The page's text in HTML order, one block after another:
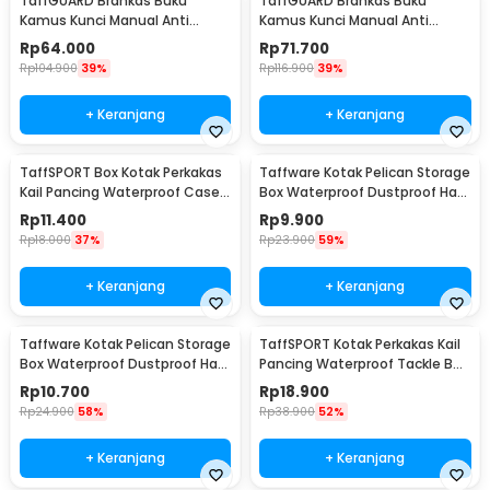
Kamus Kunci Manual Anti
Maling Hidden Safe Box Sedang
- KB-10L
Rp64.000
Rp104.900 39%
+ Keranjang
Kamus Kunci Manual Anti
Maling Hidden Safe Box Besar -
KB-10L
Rp71.700
Rp116.900 39%
+ Keranjang
TaffSPORT Box Kotak Perkakas
Kail Pancing Waterproof Case -
Q041
Rp11.400
Rp18.000 37%
+ Keranjang
Taffware Kotak Pelican Storage
Box Waterproof Dustproof Hard
Case ABS S - G10/J020
Rp9.900
Rp23.900 59%
+ Keranjang
Taffware Kotak Pelican Storage
Box Waterproof Dustproof Hard
Case ABS L - G10/J020
Rp10.700
Rp24.900 58%
+ Keranjang
TaffSPORT Kotak Perkakas Kail
Pancing Waterproof Tackle Box
12 Grid - MCC01
Rp18.900
Rp38.900 52%
+ Keranjang